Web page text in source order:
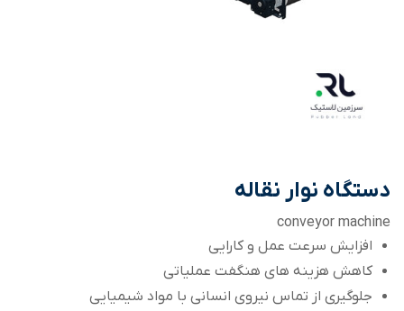
دستگاه نوار نقاله
conveyor machine
افزایش سرعت عمل و کارایی
کاهش هزینه های هنگفت عملیاتی
جلوگیری از تماس نیروی انسانی با مواد شیمیایی